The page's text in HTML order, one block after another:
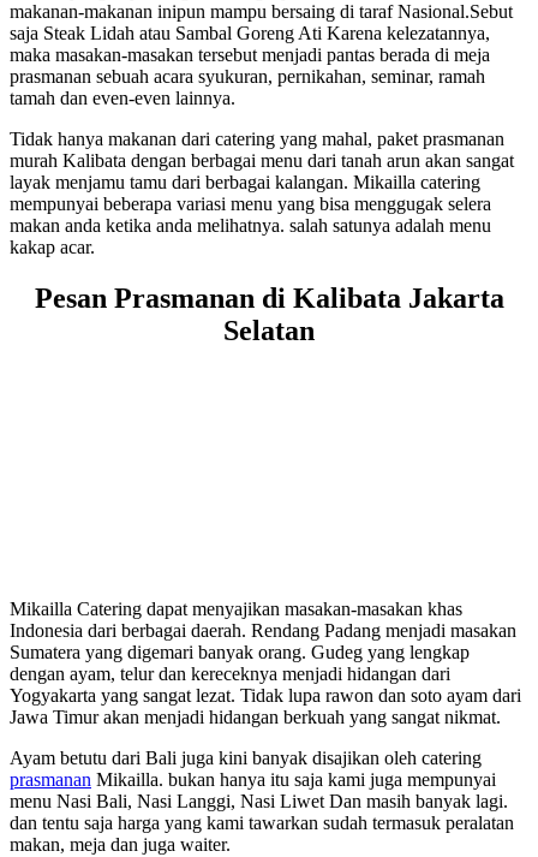
makanan-makanan inipun mampu bersaing di taraf Nasional.Sebut
saja Steak Lidah atau Sambal Goreng Ati Karena kelezatannya,
maka masakan-masakan tersebut menjadi pantas berada di meja
prasmanan sebuah acara syukuran, pernikahan, seminar, ramah
tamah dan even-even lainnya.
Tidak hanya makanan dari catering yang mahal, paket prasmanan
murah Kalibata dengan berbagai menu dari tanah arun akan sangat
layak menjamu tamu dari berbagai kalangan. Mikailla catering
mempunyai beberapa variasi menu yang bisa menggugak selera
makan anda ketika anda melihatnya. salah satunya adalah menu
kakap acar.
Pesan Prasmanan di Kalibata Jakarta
Selatan
Mikailla Catering dapat menyajikan masakan-masakan khas
Indonesia dari berbagai daerah. Rendang Padang menjadi masakan
Sumatera yang digemari banyak orang. Gudeg yang lengkap
dengan ayam, telur dan kereceknya menjadi hidangan dari
Yogyakarta yang sangat lezat. Tidak lupa rawon dan soto ayam dari
Jawa Timur akan menjadi hidangan berkuah yang sangat nikmat.
Ayam betutu dari Bali juga kini banyak disajikan oleh catering
prasmanan Mikailla. bukan hanya itu saja kami juga mempunyai
menu Nasi Bali, Nasi Langgi, Nasi Liwet Dan masih banyak lagi.
dan tentu saja harga yang kami tawarkan sudah termasuk peralatan
makan, meja dan juga waiter.